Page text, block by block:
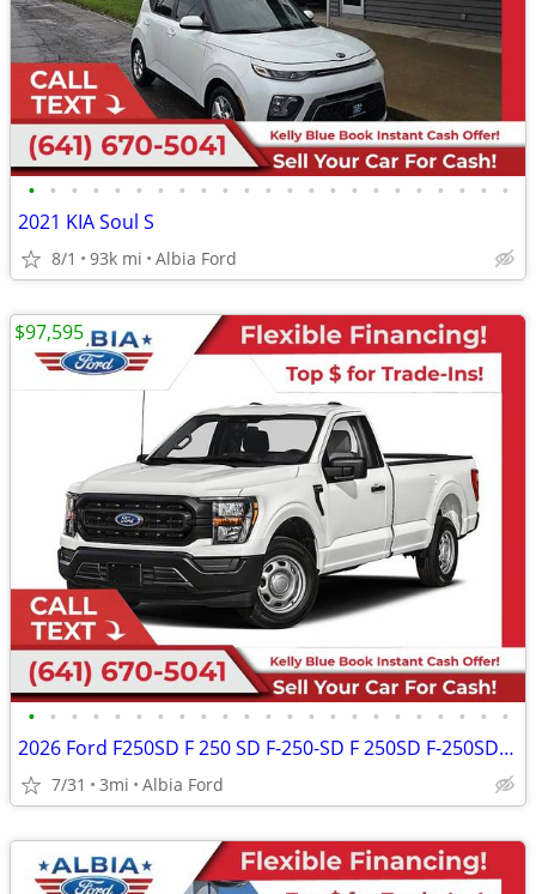
• • • • • • • • • • • • • • • • • • • • • • •
2021 KIA Soul S
8/1 93k mi Albia Ford
• • • • • • • • • • • • • • • • • • • • • • •
2026 Ford F250SD F 250 SD F-250-SD F 250SD F-250SD Crew Cab
7/31 3mi Albia Ford
$97,595